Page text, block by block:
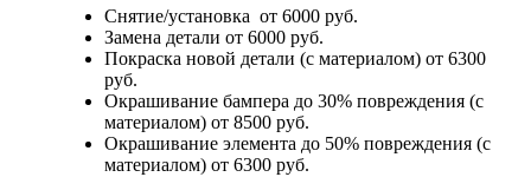
Снятие/установка от 6000 руб.
Замена детали от 6000 руб.
Покраска новой детали (с материалом) от 6300
руб.
Окрашивание бампера до 30% повреждения (с
материалом) от 8500 руб.
Окрашивание элемента до 50% повреждения (с
материалом) от 6300 руб.